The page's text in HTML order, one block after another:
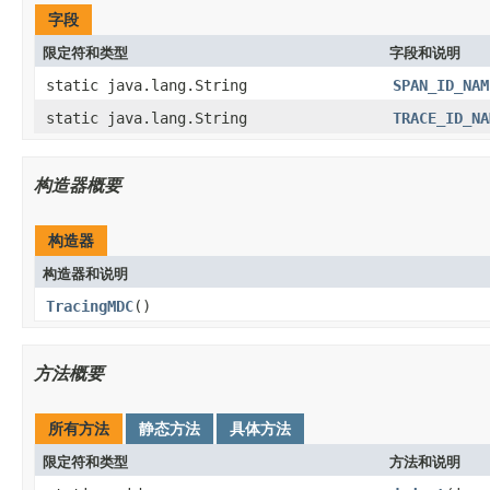
字段
限定符和类型 字段和说明
static java.lang.String
static java.lang.String
构造器概要
构造器
构造器和说明
TracingMDC()
方法概要
所有方法 静态方法 具体方法
限定符和类型 方法和说明